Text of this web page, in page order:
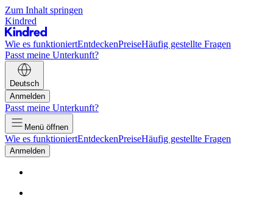
Zum Inhalt springen
Kindred
Wie es funktioniertEntdeckenPreiseHäufig gestellte Fragen
Passt meine Unterkunft?
Deutsch
Anmelden
Passt meine Unterkunft?
Menü öffnen
Wie es funktioniertEntdeckenPreiseHäufig gestellte Fragen
Anmelden